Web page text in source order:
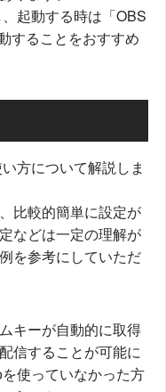
起動する時は「OBS
することをおすすめ
方について解説しま
比較的簡単に設定が
などは一定の理解が
を参考にしていただ
キーが自動的に取得
信することが可能に
使っていなかった方